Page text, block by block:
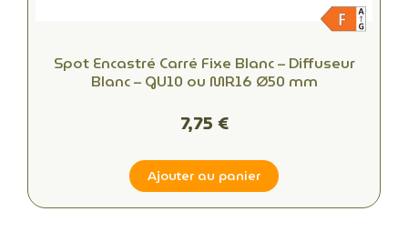
Spot Encastré Carré Fixe Blanc – Diffuseur
Blanc – GU10 ou MR16 Ø50 mm
7,75 €
Ajouter au panier